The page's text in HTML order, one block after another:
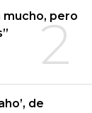
2
mucho, pero
de